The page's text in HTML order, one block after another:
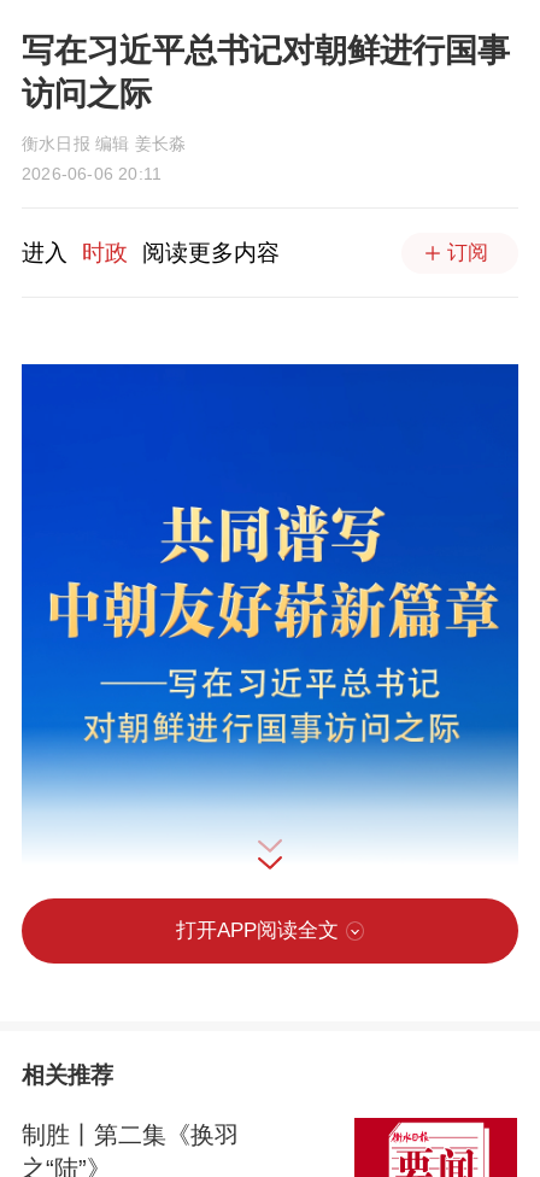
写在习近平总书记对朝鲜进行国事
访问之际
衡水日报 编辑 姜长淼
2026-06-06 20:11
进入 时政 阅读更多内容 订阅
打开APP阅读全文
相关推荐
制胜丨第二集《换羽
之“陆”》